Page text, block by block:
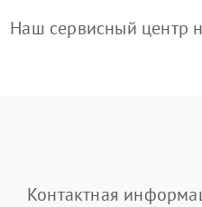
Наш сервисный центр
Контактная